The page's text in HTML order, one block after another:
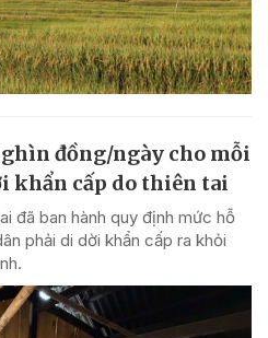
đồng/ngày cho mỗi
khẩn cấp do thiên tai
đã ban hành quy định mức hỗ
phải di dời khẩn cấp ra khỏi